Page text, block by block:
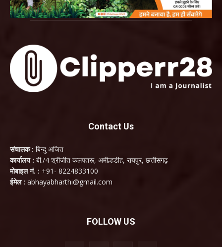
Contact Us
संचालक : बिन्दु अजित
कार्यालय : बी./4 श्रीजीत कलपतरू, अमील्हडीह, रायपुर, छत्तीसगढ़
मोबाइल नं. : +91- 8224833100
ईमेल : abhayabharthi@gmail.com
FOLLOW US